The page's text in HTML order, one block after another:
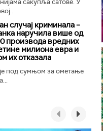
случај криминала –
наручила више од
производа вредних
милиона евра и
их отказала
под сумњом за ометање